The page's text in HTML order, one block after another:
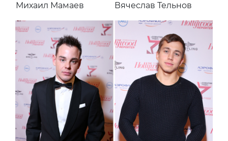
Михаил Мамаев Вячеслав Тельнов